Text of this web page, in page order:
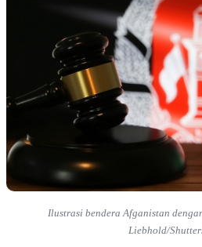
Ilustrasi bendera Afganistan
Liebhold/